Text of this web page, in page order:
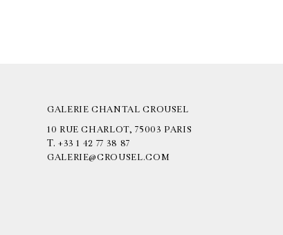
GALERIE CHANTAL CROUSEL
10 RUE CHARLOT, 75003 PARIS
T. +33 1 42 77 38 87
GALERIE@CROUSEL.COM